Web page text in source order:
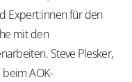
Expert:innen für den
mit den
Steve Plesker,
AOK-